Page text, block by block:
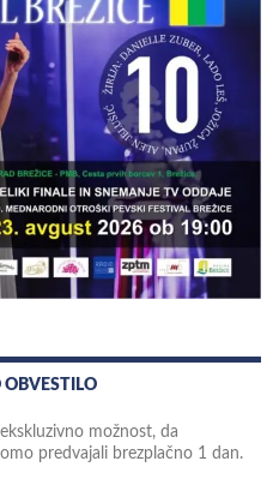
OBVESTILO
možnost, da
predvajali brezplačno 1 dan.